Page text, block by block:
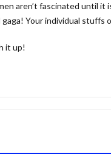
aren’t fascinated until it
Your individual stuffs
it up!